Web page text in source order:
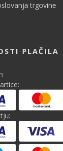
trgovine
PLAČILA